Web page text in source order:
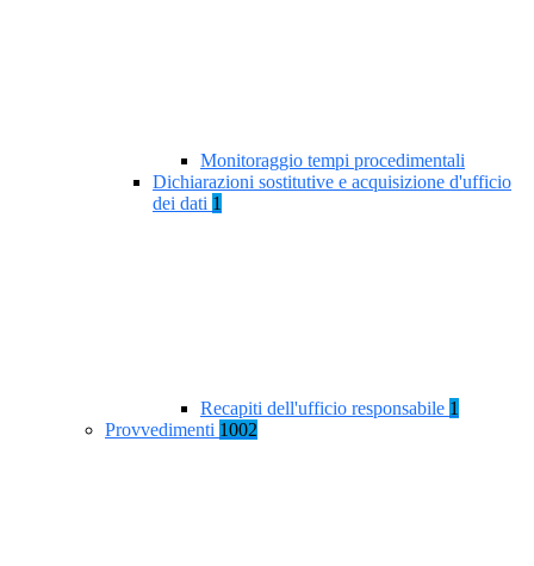
Monitoraggio tempi procedimentali
Dichiarazioni sostitutive e acquisizione d'ufficio
dei dati 1
Recapiti dell'ufficio responsabile 1
Provvedimenti 1002